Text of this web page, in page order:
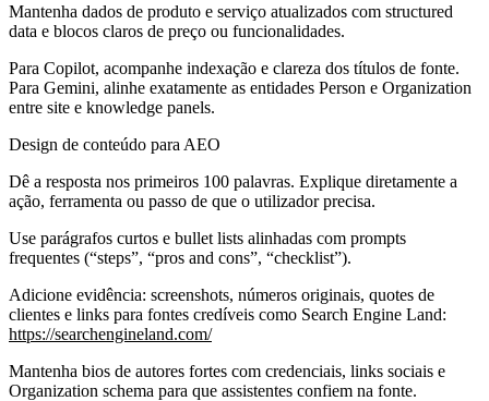
Mantenha dados de produto e serviço atualizados com structured
data e blocos claros de preço ou funcionalidades.
Para Copilot, acompanhe indexação e clareza dos títulos de fonte.
Para Gemini, alinhe exatamente as entidades Person e Organization
entre site e knowledge panels.
Design de conteúdo para AEO
Dê a resposta nos primeiros 100 palavras. Explique diretamente a
ação, ferramenta ou passo de que o utilizador precisa.
Use parágrafos curtos e bullet lists alinhadas com prompts
frequentes (“steps”, “pros and cons”, “checklist”).
Adicione evidência: screenshots, números originais, quotes de
clientes e links para fontes credíveis como Search Engine Land:
https://searchengineland.com/
Mantenha bios de autores fortes com credenciais, links sociais e
Organization schema para que assistentes confiem na fonte.